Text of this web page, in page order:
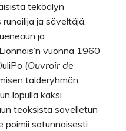
tekoälyn
ja säveltäjä,
ja
vuonna 1960
(Ouvroir de
taideryhmän
lopulla kaksi
teoksista sovelletun
poimii satunnaisesti